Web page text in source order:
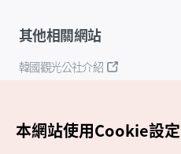
其他相關網站
韓國觀光公社介紹
本網站使用Cookie設定